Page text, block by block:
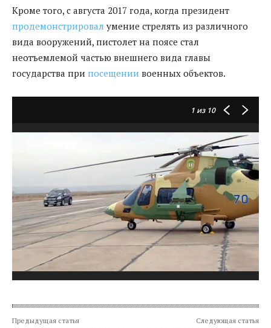
Кроме того, с августа 2017 года, когда президент
продемонстрировал умение стрелять из различного
вида вооружений, пистолет на поясе стал
неотъемлемой частью внешнего вида главы
государства при посещении военных объектов.
1 из 10
Предыдущая статья Следующая статья